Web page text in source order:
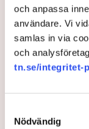
och anpassa
användare. Vi
samlas in via
och
tn.se/integritet-
Nödvändig
LÄS ÄVEN